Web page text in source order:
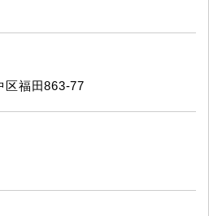
区福田863-77